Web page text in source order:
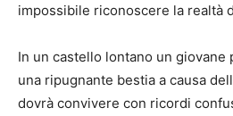
impossibile riconoscere la realtà
In un castello lontano un
una ripugnante bestia a causa
dovrà convivere con ricordi